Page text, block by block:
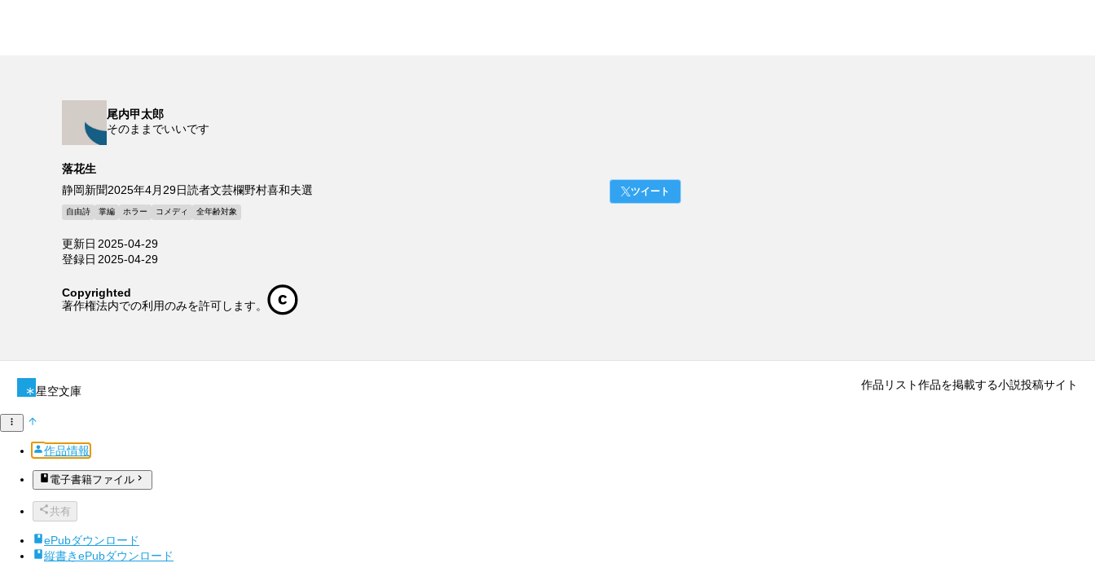
尾内甲太郎
そのままでいいです
落花生
静岡新聞2025年4月29日読者文芸欄野村喜和夫選
自由詩 掌編 ホラー コメディ 全年齢対象
更新日 2025-04-29
登録日 2025-04-29
Copyrighted
著作権法内での利用のみを許可します。
ツイート
星空文庫 作品リスト作品を掲載する小説投稿サイト
作品情報
電子書籍ファイル
共有
ePubダウンロード
縦書きePubダウンロード